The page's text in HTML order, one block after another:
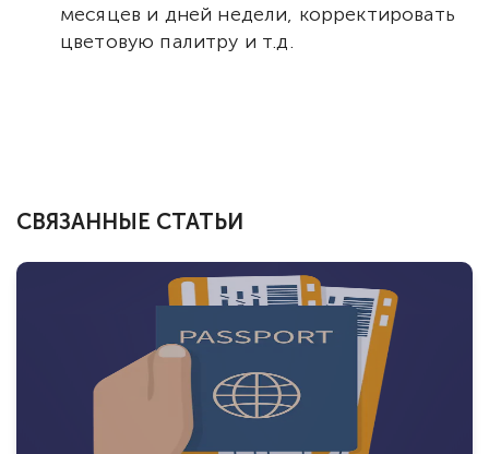
месяцев и дней недели, корректировать
цветовую палитру и т.д.
СВЯЗАННЫЕ СТАТЬИ